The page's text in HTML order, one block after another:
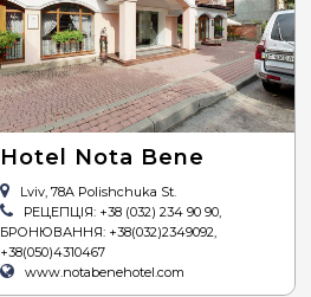
Hotel Nota Bene
Lviv, 78A Polishchuka St.
РЕЦЕПЦІЯ: +38 (032) 234 90 90,
БРОНЮВАННЯ: +38(032)2349092,
+38(050)4310467
www.notabenehotel.com